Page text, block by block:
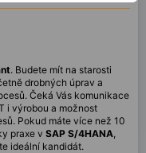
. Budete mít na starosti
drobných úprav a
Čeká Vás komunikace
i výrobou a možnost
Pokud máte více než 10
praxe v SAP S/4HANA,
ideální kandidát.